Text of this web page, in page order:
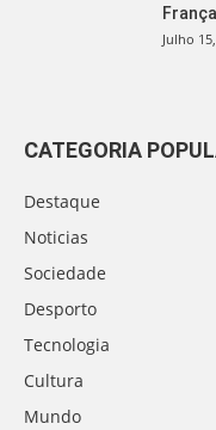
Julho
CATEGORIA
Destaque
Noticias
Sociedade
Desporto
Tecnologia
Cultura
Mundo